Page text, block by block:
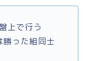
上で行う
った組同士